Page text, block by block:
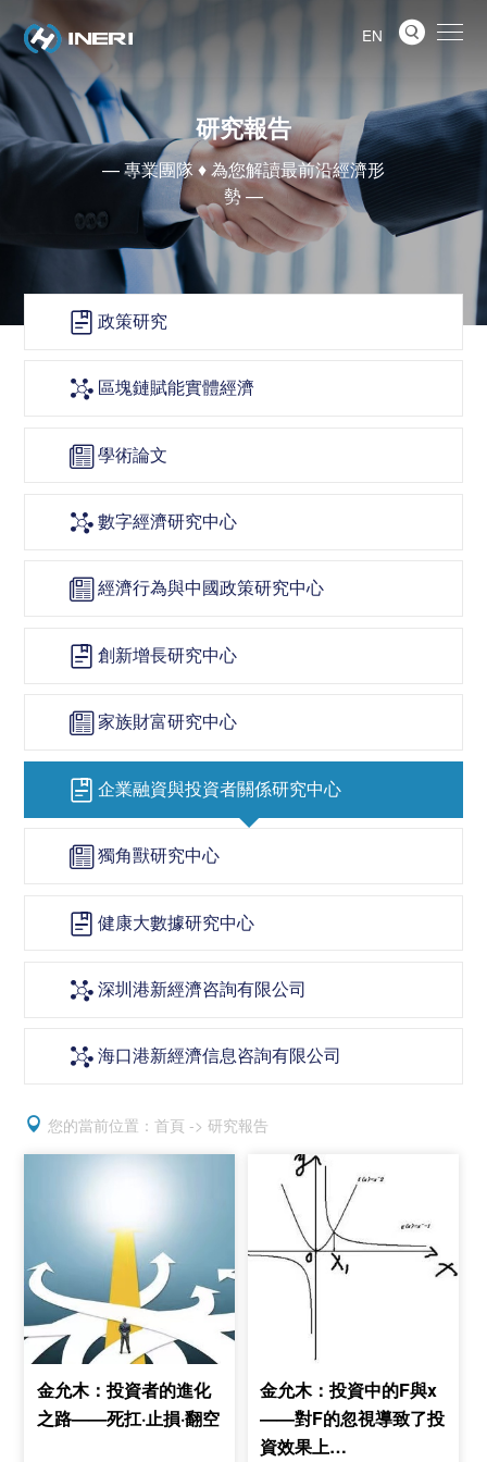

EN
研究報告
— 專業團隊 ♦ 為您解讀最前沿經濟形
勢 —
 政策研究
區塊鏈賦能實體經濟
學術論文
數字經濟研究中心
經濟行為與中國政策研究中心
 創新增長研究中心
家族財富研究中心
 企業融資與投資者關係研究中心
獨角獸研究中心
 健康大數據研究中心
深圳港新經濟咨詢有限公司
海口港新經濟信息咨詢有限公司
 您的當前位置：首頁 -> 研究報告
金允木：投資者的進化
之路——死扛·止損·翻空
金允木：投資中的F與x
——對F的忽視導致了投
資效果上…